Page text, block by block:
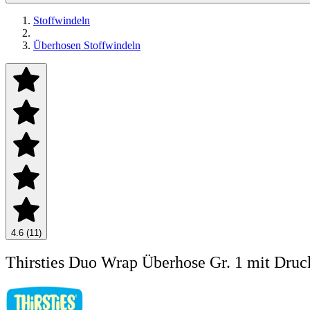
Stoffwindeln
Überhosen Stoffwindeln
4.6 (11)
Thirsties Duo Wrap Überhose Gr. 1 mit